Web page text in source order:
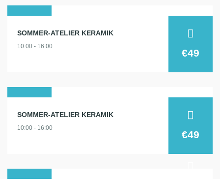
2025
SOMMER-ATELIER KERAMIK
10:00 - 16:00
€49
2025
SOMMER-ATELIER KERAMIK
10:00 - 16:00
€49